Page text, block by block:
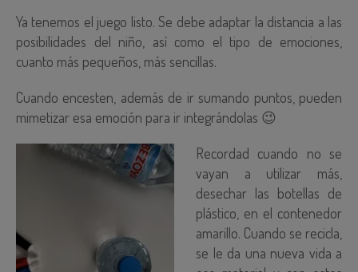
Ya tenemos el juego listo. Se debe adaptar la distancia a las
posibilidades del niño, así como el tipo de emociones,
cuanto más pequeños, más sencillas.
Cuando encesten, además de ir sumando puntos, pueden
mimetizar esa emoción para ir integrándolas 😉
Recordad cuando no se
vayan a utilizar más,
desechar las botellas de
plástico, en el contenedor
amarillo. Cuando se recicla,
se le da una nueva vida a